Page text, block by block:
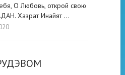
О Любовь, открой свою
Хазрат Инайят …